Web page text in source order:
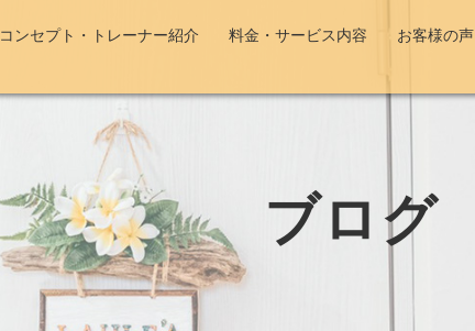
コンセプト・トレーナー紹介 料金・サービス内容 お客様の声
ブログ